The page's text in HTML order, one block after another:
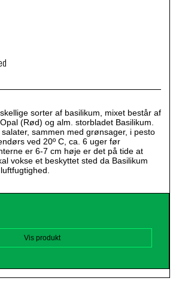
sorter af basilikum, mixet består af
(Rød) og alm. storbladet Basilikum.
sammen med grønsager, i pesto
ved 20º C, ca. 6 uger før
er 6-7 cm høje er det på tide at
vokse et beskyttet sted da Basilikum
Vis produkt